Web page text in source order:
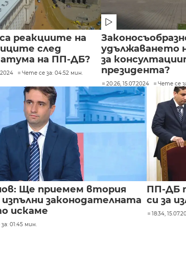
реакциите на
след
на ПП-ДБ?
Чете се за: 04:52 мин.
удължаването
за
президента?
20:26, 15.07.2024 Чете се
Ще приемем втория
законодателната
искаме
01:45 мин.
ПП-ДБ
си за
18:34,